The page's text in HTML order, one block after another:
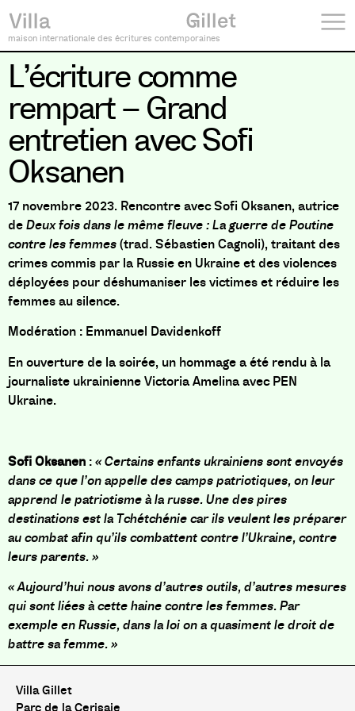
maison internationale des écritures contemporaines
L’écriture comme
rempart – Grand
entretien avec Sofi
Oksanen
17 novembre 2023. Rencontre avec Sofi Oksanen, autrice
deDeux fois dans le même fleuve : La guerre de Poutine
contre les femmes(trad. Sébastien Cagnoli), traitant des
crimes commis par la Russie en Ukraine et des violences
déployées pour déshumaniser les victimes et réduire les
femmes au silence.
Modération : Emmanuel Davidenkoff
En ouverture de la soirée, un hommage a été rendu à la
journaliste ukrainienne Victoria Amelina avec PEN
Ukraine.
Sofi Oksanen :« Certains enfants ukrainiens sont envoyés
dans ce que l’on appelle des camps patriotiques, on leur
apprend le patriotisme à la russe. Une des pires
destinations est la Tchétchénie car ils veulent les préparer
au combat afin qu’ils combattent contre l’Ukraine, contre
leurs parents. »
« Aujourd’hui nous avons d’autres outils, d’autres mesures
qui sont liées à cette haine contre les femmes. Par
exemple en Russie, dans la loi on a quasiment le droit de
battre sa femme. »
Villa Gillet